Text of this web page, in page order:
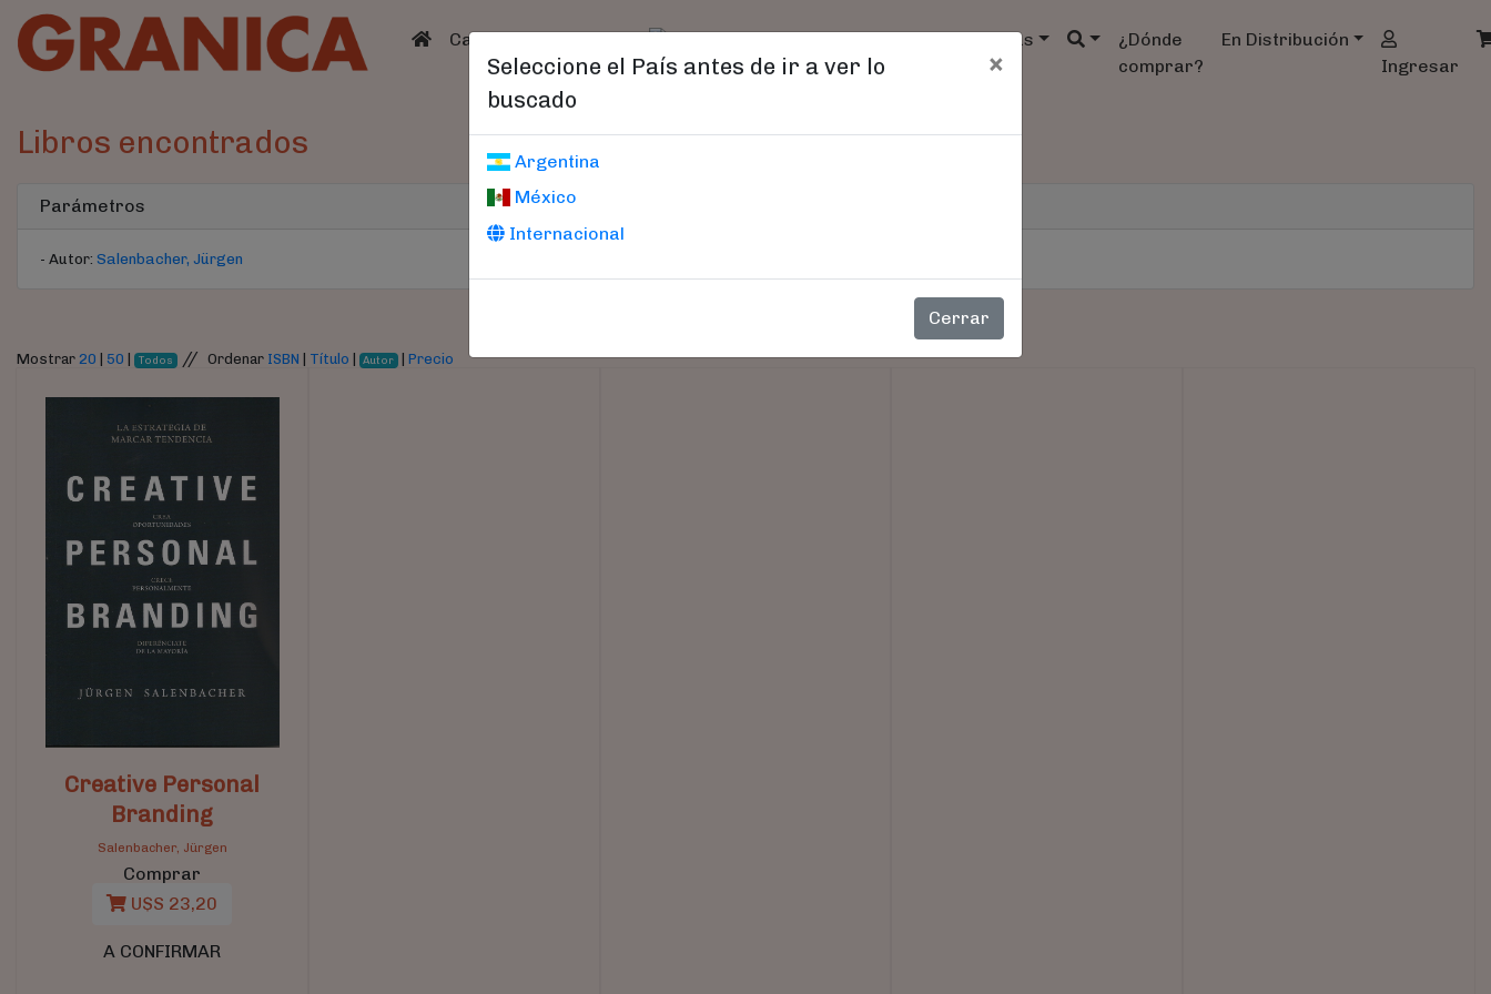
(current)
Catálogo Catálogo Agendas
¿Dónde
comprar?
En Distribución
Ingresar
Seleccione el País antes de ir a ver lo
buscado
×
Argentina
México
Internacional
Cerrar
Libros encontrados
Parámetros
- Autor: Salenbacher, Jürgen
Mostrar 20 50 Todos // Ordenar ISBN Título Autor |Precio
Creative Personal
Branding
Salenbacher, Jürgen
Comprar
U$S 23,20
A CONFIRMAR